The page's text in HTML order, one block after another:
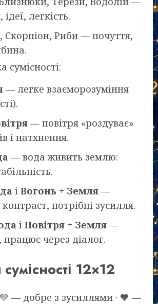
легкість.
Скорпіон, Риби — почуття,
сумісності:
— легке взаєморозуміння
— повітря «роздуває»
і натхнення.
— вода живить землю:
і Вогонь + Земля —
потрібні зусилля.
і Повітря + Земля —
через діалог.
12×12
— добре з зусиллями · 🧡 —